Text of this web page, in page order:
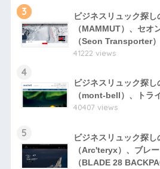
3
ビジネスリュック探
（MAMMUT）、セオ
（Seon Transporter）
41222 views
4
ビジネスリュック探
（mont-bell）、トラ
40407 views
5
ビジネスリュック探
（Arc'teryx）、ブレ
（BLADE 28